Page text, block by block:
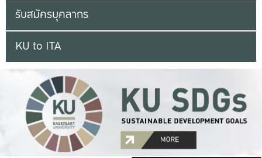
รับสมัครบุคลากร
KU to ITA